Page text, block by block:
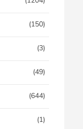
(150)
(3)
(49)
(644)
(1)